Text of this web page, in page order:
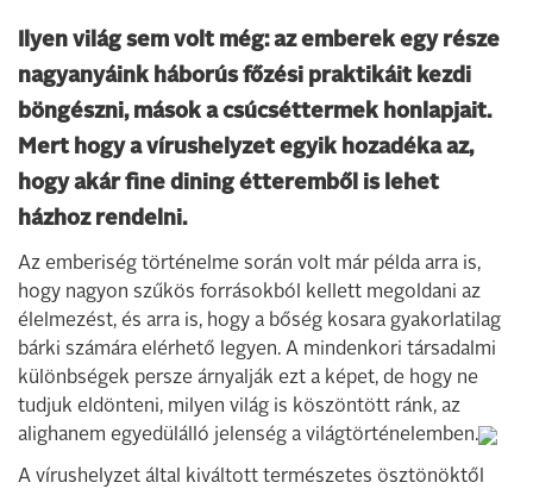
Ilyen világ sem volt még: az emberek egy része
nagyanyáink háborús főzési praktikáit kezdi
böngészni, mások a csúcséttermek honlapjait.
Mert hogy a vírushelyzet egyik hozadéka az,
hogy akár fine dining étteremből is lehet
házhoz rendelni.
Az emberiség történelme során volt már példa arra is,
hogy nagyon szűkös forrásokból kellett megoldani az
élelmezést, és arra is, hogy a bőség kosara gyakorlatilag
bárki számára elérhető legyen. A mindenkori társadalmi
különbségek persze árnyalják ezt a képet, de hogy ne
tudjuk eldönteni, milyen világ is köszöntött ránk, az
alighanem egyedülálló jelenség a világtörténelemben.
A vírushelyzet által kiváltott természetes ösztönöktől